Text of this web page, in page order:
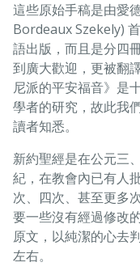
這些原始手稿是由愛
Bordeaux Szekely)
語出版，而且是分四
到廣大歡迎，更被翻
尼派的平安福音》是
學者的研究，故此我
讀者知悉。
新約聖經是在公元三
紀，在教會內已有人
次、四次、甚至更多
要一些沒有經過修改
原文，以純潔的心去
左右。